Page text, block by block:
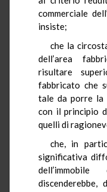
commerciale
insiste;
che la
dell’area
risultare
fabbricato che
tale da porre la
con il principio
quelli di
che, in
significativa
discenderebbe,